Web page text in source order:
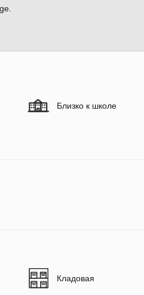
Близко к школе
Кладовая